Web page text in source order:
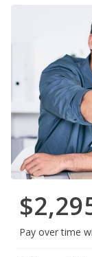
Pay over time